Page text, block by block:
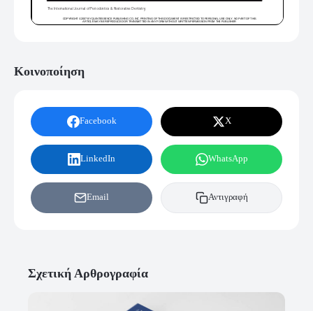
Κοινοποίηση
Facebook X
LinkedIn WhatsApp
Email Αντιγραφή
Σχετική Αρθρογραφία